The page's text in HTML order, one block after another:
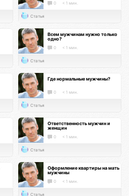
0 < 1 мин.
Статья
Всем мужчинам нужно только
одно?
0 < 1 мин.
Статья
Где нормальные мужчины?
0 < 1 мин.
Статья
Ответственность мужчин и
женщин
0 < 1 мин.
Статья
Оформление квартиры на мать
мужчины
0 < 1 мин.
Статья